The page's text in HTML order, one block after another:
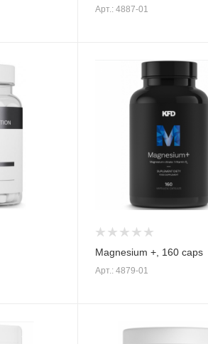
Арт.: 4887-01
Magnesium +, 160 caps
Арт.: 4879-01